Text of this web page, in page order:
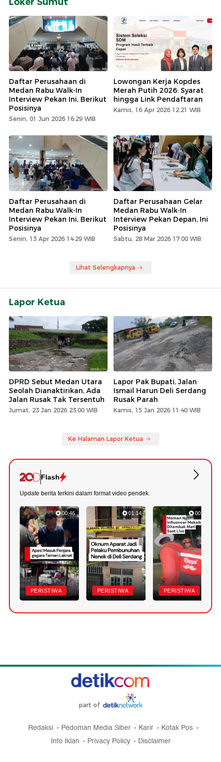
Daftar Perusahaan di
Medan Rabu Walk-In
Interview Pekan Ini, Berikut
Posisinya
Senin, 01 Jun 2026 16:29 WIB
Lowongan Kerja Kopdes
Merah Putih 2026: Syarat
hingga Link Pendaftaran
Kamis, 16 Apr 2026 12:21 WIB
Daftar Perusahaan di
Medan Rabu Walk-In
Interview Pekan Ini, Berikut
Posisinya
Senin, 13 Apr 2026 14:29 WIB
Daftar Perusahaan Gelar
Medan Rabu Walk-In
Interview Pekan Depan, Ini
Posisinya
Sabtu, 28 Mar 2026 17:00 WIB
Lihat Selengkapnya
Lapor Ketua
DPRD Sebut Medan Utara
Seolah Dianaktirikan, Ada
Jalan Rusak Tak Tersentuh
Jumat, 23 Jan 2026 23:00 WIB
Lapor Pak Bupati, Jalan
Ismail Harun Deli Serdang
Rusak Parah
Kamis, 15 Jan 2026 11:40 WIB
Ke Halaman Lapor Ketua
Flash
Update berita terkini dalam format video pendek.
00:46
PERISTIWA
01:14
PERISTIWA
00:49
PERISTIWA
part of
Redaksi Pedoman Media Siber Karir
Kotak Pos
Info Iklan
Privacy Policy Disclaimer